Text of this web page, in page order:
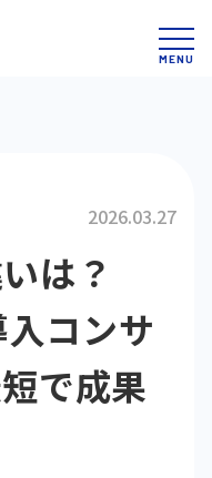
2026.03.27
は？
コンサ
で成果